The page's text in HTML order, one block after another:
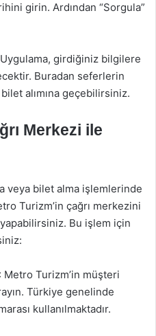
girin. Ardından “Sorgula”
girdiğiniz bilgilere
Buradan seferlerin
alımına geçebilirsiniz.
Merkezi ile
veya bilet alma işlemlerinde
Turizm’in çağrı merkezini
Bu işlem için
: Metro Turizm’in müşteri
Türkiye genelinde
kullanılmaktadır.